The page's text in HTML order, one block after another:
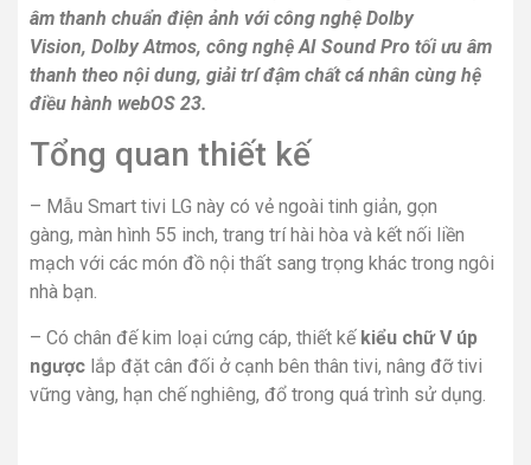
âm thanh chuẩn điện ảnh với công nghệ Dolby
Vision, Dolby Atmos, công nghệ AI Sound Pro tối ưu âm
thanh theo nội dung, giải trí đậm chất cá nhân cùng hệ
điều hành webOS 23.
Tổng quan thiết kế
– Mẫu Smart tivi LG này có vẻ ngoài tinh giản, gọn
gàng, màn hình 55 inch, trang trí hài hòa và kết nối liền
mạch với các món đồ nội thất sang trọng khác trong ngôi
nhà bạn.
– Có chân đế kim loại cứng cáp, thiết kế kiểu chữ V úp
ngược lắp đặt cân đối ở cạnh bên thân tivi, nâng đỡ tivi
vững vàng, hạn chế nghiêng, đổ trong quá trình sử dụng.